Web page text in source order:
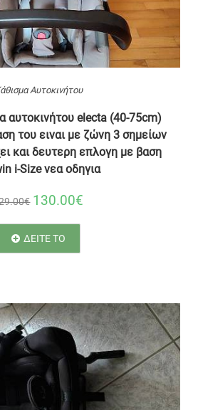
Αυτοκινήτου
αυτοκινήτου electa (40-75cm)
του ειναι με ζώνη 3 σημείων
και δευτερη επλογη με βαση
i-Size νεα οδηγια
130.00€
ΔΕΙΤΕ ΤΟ